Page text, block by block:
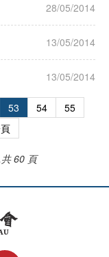
28/05/2014
13/05/2014
13/05/2014
53 54
55
60 頁